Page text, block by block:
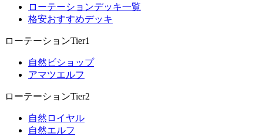
ローテーションデッキ一覧
格安おすすめデッキ
ローテーションTier1
自然ビショップ
アマツエルフ
ローテーションTier2
自然ロイヤル
自然エルフ